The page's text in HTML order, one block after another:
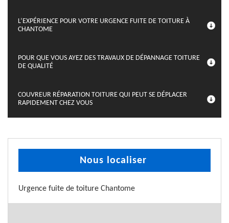
L’EXPÉRIENCE POUR VOTRE URGENCE FUITE DE TOITURE À
CHANTOME
POUR QUE VOUS AYEZ DES TRAVAUX DE DÉPANNAGE TOITURE
DE QUALITÉ
COUVREUR RÉPARATION TOITURE QUI PEUT SE DÉPLACER
RAPIDEMENT CHEZ VOUS
Nous localiser
Urgence fuite de toiture Chantome